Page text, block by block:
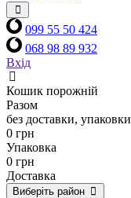
099 55 50 424
068 98 89 932
Вхід
Кошик порожній
Разом
без доставки, упаковки
0 грн
Упаковка
0 грн
Доставка
Виберіть район